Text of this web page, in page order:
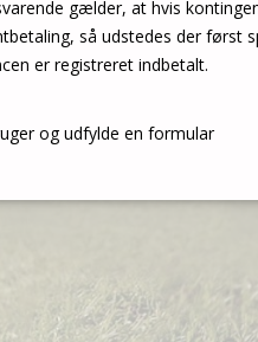
gælder, at hvis
så udstedes der først
er registreret indbetalt.
og udfylde en formular